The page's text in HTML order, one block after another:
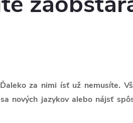
za nimi ísť už nemusíte.
nových jazykov alebo nájsť